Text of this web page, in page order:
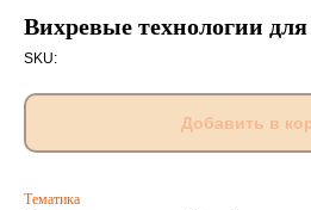
Вихревые технологии
SKU:
Добавить в
Тематика